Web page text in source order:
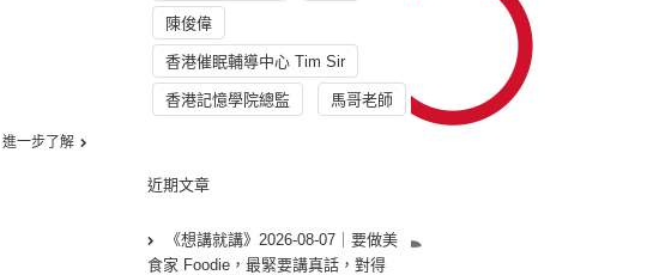
進一步了解
陳俊偉
香港催眠輔導中心 Tim Sir
香港記憶學院總監 馬哥老師
近期文章
《想講就講》2026-08-07｜要做美
食家 Foodie，最緊要講真話，對得